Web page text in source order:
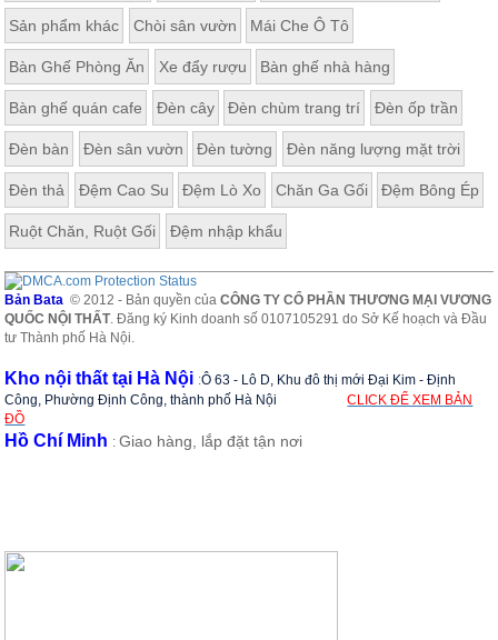
Sản phẩm khác Chòi sân vườn Mái Che Ô Tô
Bàn Ghế Phòng Ăn Xe đẩy rượu Bàn ghế nhà hàng
Bàn ghế quán cafe Đèn cây Đèn chùm trang trí Đèn ốp trần
Đèn bàn Đèn sân vườn Đèn tường Đèn năng lượng mặt trời
Đèn thả Đệm Cao Su Đệm Lò Xo Chăn Ga Gối Đệm Bông Ép
Ruột Chăn, Ruột Gối Đệm nhập khẩu
Bản Bata © 2012 - Bản quyền củaCÔNG TY CỔ PHẦN THƯƠNG MẠI VƯƠNG
QUỐC NỘI THẤT. Đăng ký Kinh doanh số 0107105291 do Sở Kế hoạch và Đầu
tư Thành phố Hà Nội.
Kho nội thất tại Hà Nội :Ô 63 - Lô D, Khu đô thị mới Đại Kim - Định
Công, Phường Định Công, thành phố Hà Nội
CLICK ĐỂ XEM BẢN
ĐỒ
Hồ Chí Minh :Giao hàng, lắp đặt tận nơi